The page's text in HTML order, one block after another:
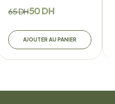
65DH50DH
AJOUTER AU PANIER